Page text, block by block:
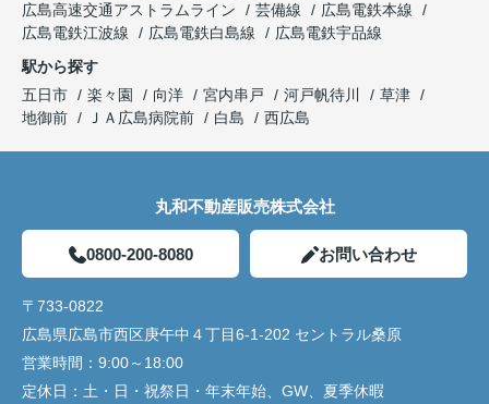
広島高速交通アストラムライン
芸備線
広島電鉄本線
広島電鉄江波線
広島電鉄白島線
広島電鉄宇品線
駅から探す
五日市
楽々園 向洋 宮内串戸 河戸帆待川
草津
地御前
ＪＡ広島病院前 白島 西広島
丸和不動産販売株式会社
0800-200-8080 お問い合わせ
〒733-0822
広島県広島市西区庚午中４丁目6-1-202 セントラル桑原
営業時間： 9:00～18:00
定休日： 土・日・祝祭日・年末年始、GW、夏季休暇